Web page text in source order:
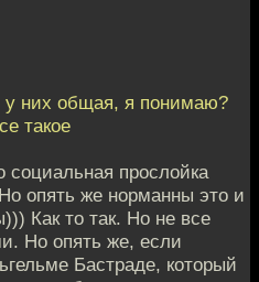
у них общая, я понимаю?
такое
социальная прослойка
опять же норманны это и
Как то так. Но не все
Но опять же, если
Бастраде, который